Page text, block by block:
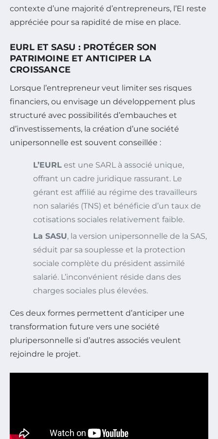
contexte d’une majorité d’entrepreneurs, l’EI reste
appréciée pour sa rapidité de mise en place.
EURL ET SASU : PROTÉGER SON
PATRIMOINE ET ANTICIPER LA
CROISSANCE
Lorsque l’entrepreneur veut limiter ses risques
financiers, ou envisage un développement plus
structuré avec possibilités d’embauches et
d’investissements, la création d’une société
unipersonnelle est souvent conseillée :
L’EURL est une SARL à associé unique,
offrant un cadre juridique rassurant. Le
gérant est affilié au régime des travailleurs
non salariés (TNS) et bénéficie d’un taux de
cotisations sociales relativement faible.
La SASU, la version unipersonnelle de la SAS,
séduit par sa souplesse et la protection
sociale complète du président assimilé
salarié. L’inconvénient réside dans des
charges sociales plus élevées.
Ces deux formes permettent d’anticiper une
transformation future vers une société
pluripersonnelle si d’autres associés veulent
rejoindre le projet.